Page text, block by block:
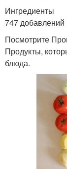
Ингредиенты
747 добавлений
Посмотрите
Продукты,
блюда.